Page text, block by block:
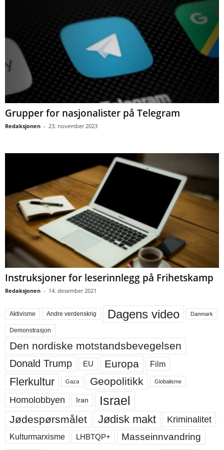
Grupper for nasjonalister på Telegram
Redaksjonen - 23. november 2023
Instruksjoner for leserinnlegg på Frihetskamp
Redaksjonen - 14. desember 2021
Aktivisme Andre verdenskrig Dagens video Danmark
Demonstrasjon
Den nordiske motstandsbevegelsen
Donald Trump EU Europa Film
Flerkultur Gaza Geopolitikk Globalisme
Homolobbyen Iran Israel
Jødespørsmålet Jødisk makt Kriminalitet
Kulturmarxisme LHBTQP+ Masseinnvandring